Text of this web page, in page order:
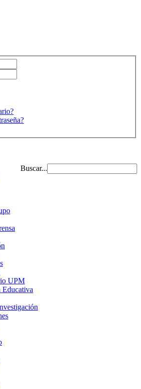
Buscar...
UPM
Educativa